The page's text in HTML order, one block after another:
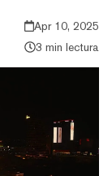
Apr 10, 2025
3 min lectura